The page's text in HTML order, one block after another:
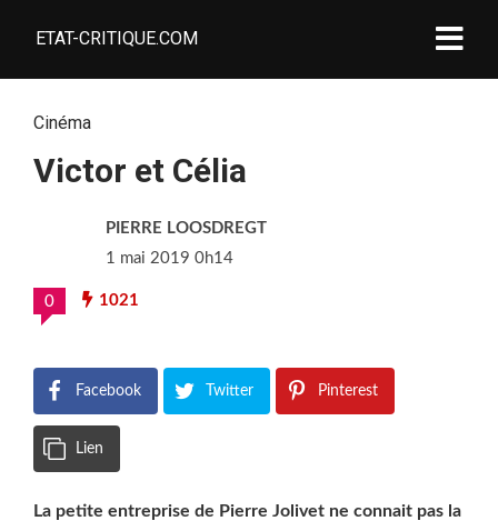
ETAT-CRITIQUE.COM
Cinéma
Victor et Célia
PIERRE LOOSDREGT
1 mai 2019 0h14
0 1021
Facebook Twitter Pinterest
Lien
La petite entreprise de Pierre Jolivet ne connait pas la